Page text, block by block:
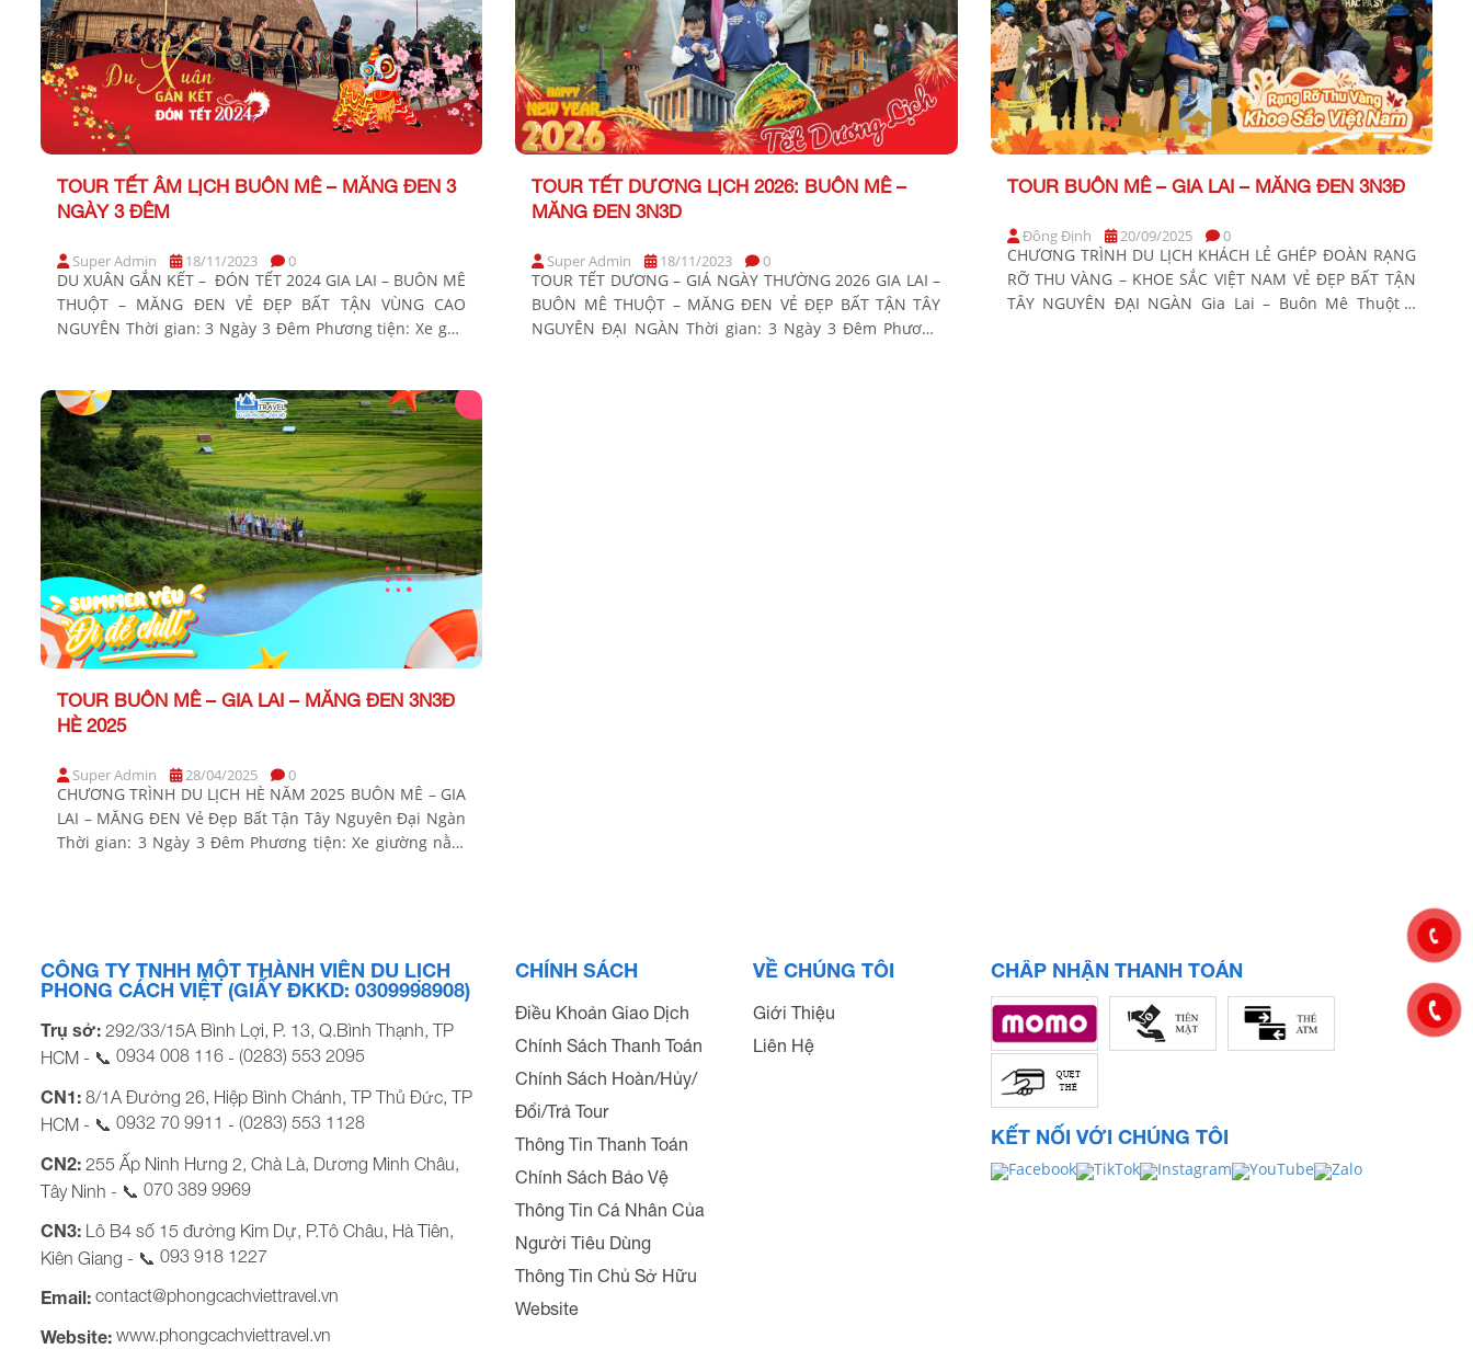
TOUR TẾT ÂM LỊCH BUÔN MÊ – MĂNG ĐEN 3
NGÀY 3 ĐÊM
Super Admin 18/11/2023 0
DU XUÂN GẮN KẾT – ĐÓN TẾT 2024 GIA LAI – BUÔN MÊ
THUỘT – MĂNG ĐEN VẺ ĐẸP BẤT TẬN VÙNG CAO
NGUYÊN Thời gian: 3 Ngày 3 Đêm Phương tiện: Xe ghế
TOUR TẾT DƯƠNG LỊCH 2026: BUÔN MÊ –
MĂNG ĐEN 3N3D
Super Admin 18/11/2023 0
TOUR TẾT DƯƠNG – GIÁ NGÀY THƯỜNG 2026 GIA LAI –
BUÔN MÊ THUỘT – MĂNG ĐEN VẺ ĐẸP BẤT TẬN TÂY
NGUYÊN ĐẠI NGÀN Thời gian: 3 Ngày 3 Đêm Phương
TOUR BUÔN MÊ – GIA LAI – MĂNG ĐEN 3N3Đ
Đông Định 20/09/2025 0
CHƯƠNG TRÌNH DU LỊCH KHÁCH LẺ GHÉP ĐOÀN RẠNG
RỠ THU VÀNG – KHOE SẮC VIỆT NAM VẺ ĐẸP BẤT TẬN
TÂY NGUYÊN ĐẠI NGÀN Gia Lai – Buôn Mê Thuột –
TOUR BUÔN MÊ – GIA LAI – MĂNG ĐEN 3N3Đ
HÈ 2025
Super Admin 28/04/2025 0
CHƯƠNG TRÌNH DU LỊCH HÈ NĂM 2025 BUÔN MÊ – GIA
LAI – MĂNG ĐEN Vẻ Đẹp Bất Tận Tây Nguyên Đại Ngàn
Thời gian: 3 Ngày 3 Đêm Phương tiện: Xe giường nằm
CÔNG TY TNHH MỘT THÀNH VIÊN DU LỊCH
PHONG CÁCH VIỆT (GIẤY ĐKKD: 0309998908)
Trụ sở: 292/33/15A Bình Lợi, P. 13, Q.Bình Thạnh, TP
HCM - 📞 0934 008 116 - (0283) 553 2095
CN1: 8/1A Đường 26, Hiệp Bình Chánh, TP Thủ Đức, TP
HCM - 📞 0932 70 9911 - (0283) 553 1128
CN2: 255 Ấp Ninh Hưng 2, Chà Là, Dương Minh Châu,
Tây Ninh - 📞 070 389 9969
CN3: Lô B4 số 15 đường Kim Dự, P.Tô Châu, Hà Tiên,
Kiên Giang - 📞 093 918 1227
Email: contact@phongcachviettravel.vn
Website: www.phongcachviettravel.vn
CHÍNH SÁCH
Điều Khoản Giao Dịch
Chính Sách Thanh Toán
Chính Sách Hoàn/Hủy/
Đổi/Trả Tour
Thông Tin Thanh Toán
Chính Sách Bảo Vệ
Thông Tin Cá Nhân Của
Người Tiêu Dùng
Thông Tin Chủ Sở Hữu
Website
VỀ CHÚNG TÔI
Giới Thiệu
Liên Hệ
CHẤP NHẬN THANH TOÁN
KẾT NỐI VỚI CHÚNG TÔI